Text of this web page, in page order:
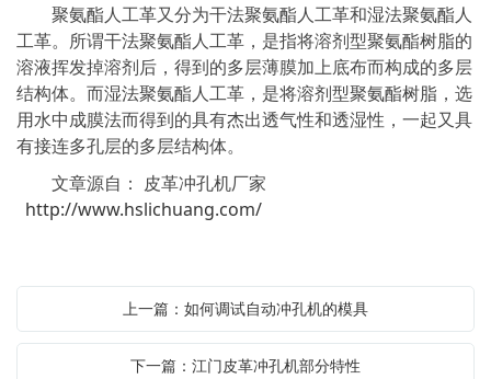
聚氨酯人工革又分为干法聚氨酯人工革和湿法聚氨酯人
工革。所谓干法聚氨酯人工革，是指将溶剂型聚氨酯树脂的
溶液挥发掉溶剂后，得到的多层薄膜加上底布而构成的多层
结构体。而湿法聚氨酯人工革，是将溶剂型聚氨酯树脂，选
用水中成膜法而得到的具有杰出透气性和透湿性，一起又具
有接连多孔层的多层结构体。
文章源自： 皮革冲孔机厂家
http://www.hslichuang.com/
上一篇：如何调试自动冲孔机的模具
下一篇：江门皮革冲孔机部分特性